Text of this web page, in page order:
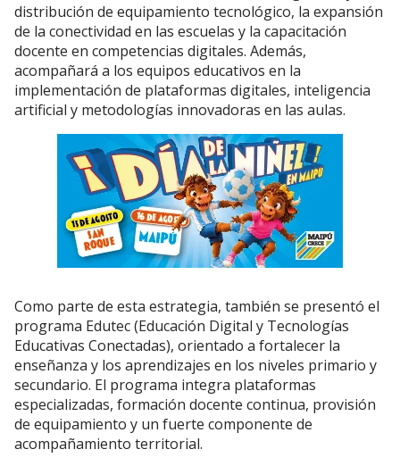
distribución de equipamiento tecnológico, la expansión
de la conectividad en las escuelas y la capacitación
docente en competencias digitales. Además,
acompañará a los equipos educativos en la
implementación de plataformas digitales, inteligencia
artificial y metodologías innovadoras en las aulas.
Como parte de esta estrategia, también se presentó el
programa Edutec (Educación Digital y Tecnologías
Educativas Conectadas), orientado a fortalecer la
enseñanza y los aprendizajes en los niveles primario y
secundario. El programa integra plataformas
especializadas, formación docente continua, provisión
de equipamiento y un fuerte componente de
acompañamiento territorial.